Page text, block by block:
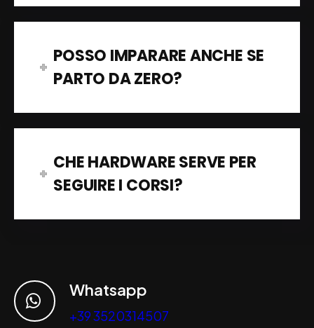
POSSO IMPARARE ANCHE SE
PARTO DA ZERO?
CHE HARDWARE SERVE PER
SEGUIRE I CORSI?
Whatsapp
+39 3520314507